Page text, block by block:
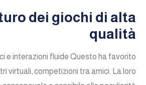
dei giochi di alta
qualità
e interazioni fluide Questo ha favorito
virtuali, competizioni tra amici. La loro